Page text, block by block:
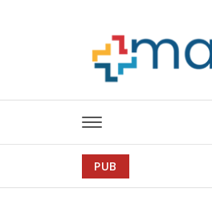
PUB